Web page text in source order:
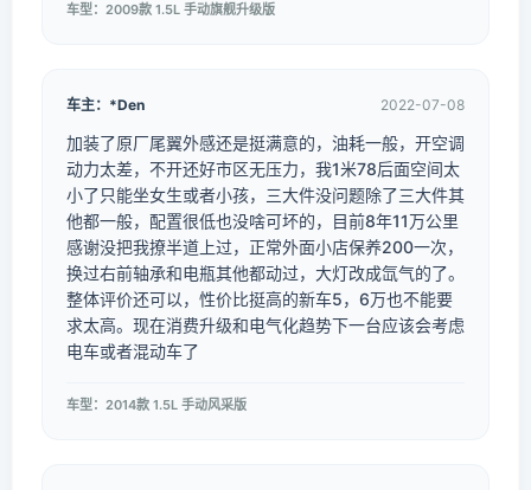
车型：2009款 1.5L 手动旗舰升级版
车主：*Den 2022-07-08
加装了原厂尾翼外感还是挺满意的，油耗一般，开空调
动力太差，不开还好市区无压力，我1米78后面空间太
小了只能坐女生或者小孩，三大件没问题除了三大件其
他都一般，配置很低也没啥可坏的，目前8年11万公里
感谢没把我撩半道上过，正常外面小店保养200一次，
换过右前轴承和电瓶其他都动过，大灯改成氙气的了。
整体评价还可以，性价比挺高的新车5，6万也不能要
求太高。现在消费升级和电气化趋势下一台应该会考虑
电车或者混动车了
车型：2014款 1.5L 手动风采版